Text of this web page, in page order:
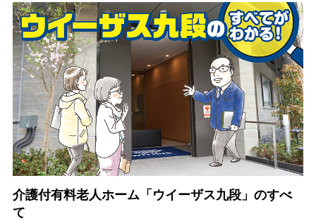
介護付有料老人ホーム「ウイーザス九段」のすべ
て